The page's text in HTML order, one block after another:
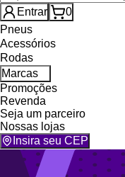
Entrar
0
Pneus
Acessórios
Rodas
Marcas
Promoções
Revenda
Seja um parceiro
Nossas lojas
Insira seu CEP